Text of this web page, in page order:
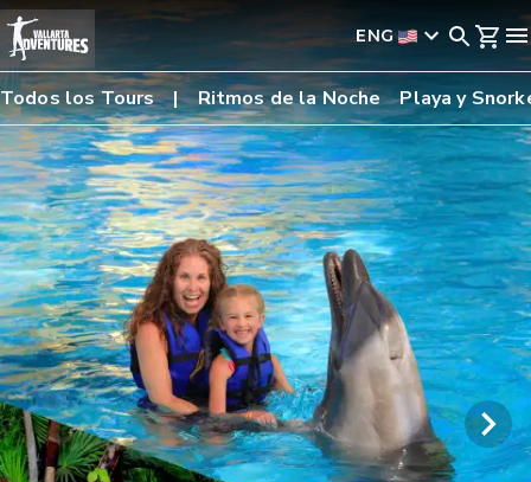
ENG
Todos los Tours Ritmos de la Noche Playa y